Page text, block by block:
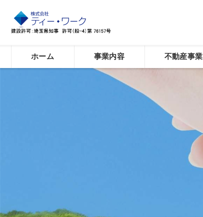
ホーム 事業内容 不動産事業